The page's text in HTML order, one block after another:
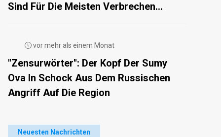
Sind Für Die Meisten Verbrechen...
vor mehr als einem Monat
"Zensurwörter": Der Kopf Der Sumy
Ova In Schock Aus Dem Russischen
Angriff Auf Die Region
Neuesten Nachrichten